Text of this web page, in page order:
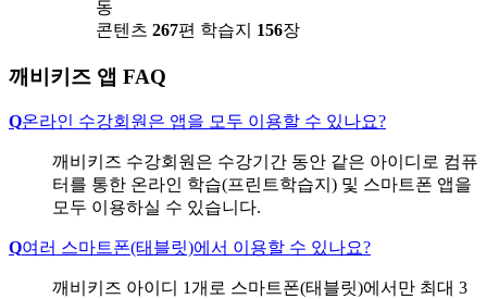
동
콘텐츠 267편 학습지 156장
깨비키즈 앱 FAQ
Q온라인 수강회원은 앱을 모두 이용할 수 있나요?
깨비키즈 수강회원은 수강기간 동안 같은 아이디로 컴퓨
터를 통한 온라인 학습(프린트학습지) 및 스마트폰 앱을
모두 이용하실 수 있습니다.
Q여러 스마트폰(태블릿)에서 이용할 수 있나요?
깨비키즈 아이디 1개로 스마트폰(태블릿)에서만 최대 3